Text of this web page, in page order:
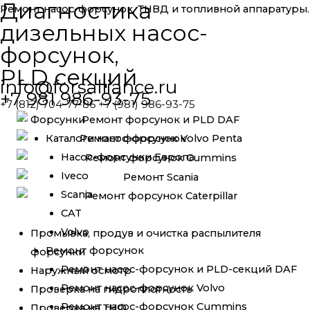
Ремонт насос-форсунок, ТНВД и топливной аппаратуры.
info@forsalliance.ru
+7 (812) 704-77-86 +7 (981) 986-93-75
Форсунки
Каталоги насос-форсунок
Насос-форсунки Европа
Iveco
Scania
CAT
Volvo
Ремонт форсунок
Ремонт насос-форсунок и PLD-секций DAF
Ремонт насос-форсунок Volvo
Ремонт насос-форсунок Cummins
Диагностика
дизельных насос-
форсунок,
PLD секций
+7 981 986-93-75
Промывка, продув и очистка распылителя
форсунки
Наружный осмотр
Проверка на гидроплотность